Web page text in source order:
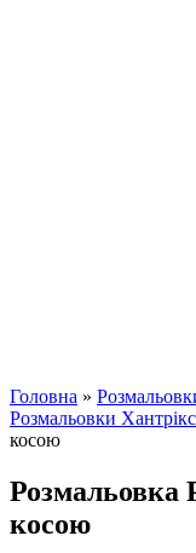
Головна »
Розмальовки Хантрікс
косою
Розмальовка
косою